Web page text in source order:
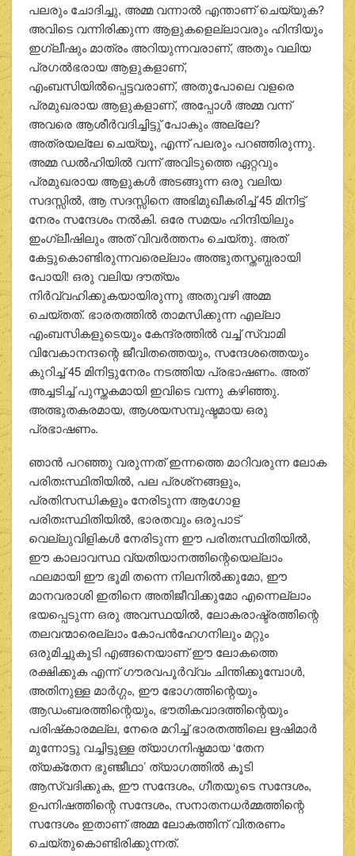
പലരും ചോദിച്ചു, അമ്മ വന്നാല്‍ എന്താണ് ചെയ്യുക?
അവിടെ വന്നിരിക്കുന്ന ആളുകളെല്ലാവരും ഹിന്ദിയും
ഇഗ്ലീഷും മാത്രം അറിയുന്നവരാണ്, അതും വലിയ
പ്രഗല്‍ഭരായ ആളുകളാണ്,
എംബസിയില്‍പ്പെട്ടവരാണ്, അതുപോലെ വളരെ
പ്രമുഖരായ ആളുകളാണ്, അപ്പോള്‍ അമ്മ വന്ന്
അവരെ ആശീര്‍വദിച്ചിട്ടു് പോകും അല്ലേ?
അത്രയല്ലേ ചെയ്യൂ, എന്ന് പലരും പറഞ്ഞിരുന്നു.
അമ്മ ഡല്‍ഹിയില്‍ വന്ന് അവിടുത്തെ ഏറ്റവും
പ്രമുഖരായ ആളുകള്‍ അടങ്ങുന്ന ഒരു വലിയ
സദസ്സില്‍, ആ സദസ്സിനെ അഭിമുഖീകരിച്ച് 45 മിനിട്ട്
നേരം സന്ദേശം നല്‍കി. ഒരേ സമയം ഹിന്ദിയിലും
ഇംഗ്ലീഷിലും അത് വിവര്‍ത്തനം ചെയ്തു. അത്
കേട്ടുകൊണ്ടിരുന്നവരെല്ലാം അത്ഭുതസ്തബ്ധരായി
പോയി! ഒരു വലിയ ദൗത്യം
നിര്‍വ്വഹിക്കുകയായിരുന്നു അതുവഴി അമ്മ
ചെയ്തത്. ഭാരതത്തില്‍ താമസിക്കുന്ന എല്ലാ
എംബസികളുടെയും കേന്ദ്രത്തില്‍ വച്ച് സ്വാമി
വിവേകാനന്ദന്റെ ജീവിതത്തെയും, സന്ദേശത്തെയും
കുറിച്ച് 45 മിനിട്ടുനേരം നടത്തിയ പ്രഭാഷണം. അത്
അച്ചടിച്ച് പുസ്തകമായി ഇവിടെ വന്നു കഴിഞ്ഞു.
അത്ഭുതകരമായ, ആശയസമ്പുഷ്ടമായ ഒരു
പ്രഭാഷണം.
ഞാന്‍ പറഞ്ഞു വരുന്നത് ഇന്നത്തെ മാറിവരുന്ന ലോക
പരിതഃസ്ഥിതിയില്‍, പല പ്രശ്‌നങ്ങളും,
പ്രതിസന്ധികളും നേരിടുന്ന ആഗോള
പരിതഃസ്ഥിതിയില്‍, ഭാരതവും ഒരുപാട്
വെല്ലുവിളികള്‍ നേരിടുന്ന ഈ പരിതഃസ്ഥിതിയില്‍,
ഈ കാലാവസ്ഥ വ്യതിയാനത്തിന്റെയെല്ലാം
ഫലമായി ഈ ഭൂമി തന്നെ നിലനില്‍ക്കുമോ, ഈ
മാനവരാശി ഇതിനെ അതിജീവിക്കുമോ എന്നെല്ലാം
ഭയപ്പെടുന്ന ഒരു അവസ്ഥയില്‍, ലോകരാഷ്ട്രത്തിന്റെ
തലവന്മാരെല്ലാം കോപന്‍ഹേഗനിലും മറ്റും
ഒരുമിച്ചുകൂടി എങ്ങനെയാണ് ഈ ലോകത്തെ
രക്ഷിക്കുക എന്ന് ഗൗരവപൂര്‍വ്വം ചിന്തിക്കുമ്പോള്‍,
അതിനുള്ള മാര്‍ഗ്ഗം, ഈ ഭോഗത്തിന്റെയും
ആഡംബരത്തിന്റെയും, ഭൗതികവാദത്തിന്റെയും
പരിഷ്‌കാരമല്ല, നേരെ മറിച്ച് ഭാരതത്തിലെ ഋഷിമാര്‍
മുന്നോട്ടു വച്ചിട്ടുള്ള ത്യാഗനിഷ്ഠമായ ‘തേന
ത്യക്‌തേന ഭുഞ്ജീഥാ’ ത്യാഗത്തില്‍ കൂടി
ആസ്വദിക്കുക, ഈ സന്ദേശം, ഗീതയുടെ സന്ദേശം,
ഉപനിഷത്തിന്റെ സന്ദേശം, സനാതനധര്‍മ്മത്തിന്റെ
സന്ദേശം ഇതാണ് അമ്മ ലോകത്തിന് വിതരണം
ചെയ്തുകൊണ്ടിരിക്കുന്നത്.